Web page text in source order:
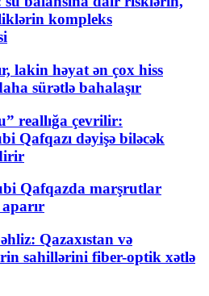
kompleks
lakin həyat ən çox hiss
sürətlə bahalaşır
reallığa çevrilir:
Qafqazı dəyişə biləcək
Qafqazda marşrutlar
Qazaxıstan və
sahillərini fiber-optik xətlə